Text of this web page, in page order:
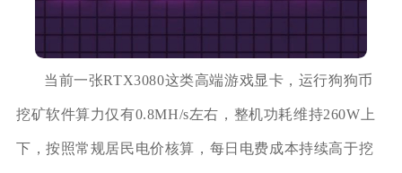
当前一张RTX3080这类高端游戏显卡，运行狗狗币
挖矿软件算力仅有0.8MH/s左右，整机功耗维持260W上
下，按照常规居民电价核算，每日电费成本持续高于挖